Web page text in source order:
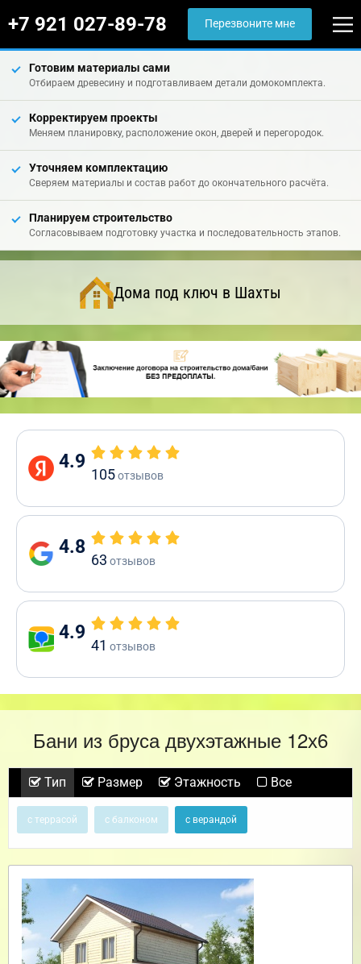
+7 921 027-89-78 Перезвоните мне
Готовим материалы сами
Отбираем древесину и подготавливаем детали домокомплекта.
Корректируем проекты
Меняем планировку, расположение окон, дверей и перегородок.
Уточняем комплектацию
Сверяем материалы и состав работ до окончательного расчёта.
Планируем строительство
Согласовываем подготовку участка и последовательность этапов.
Дома под ключ в Шахты
4.9
105отзывов
4.8
63 отзывов
4.9
41 отзывов
Бани из бруса двухэтажные 12х6
Тип Размер Этажность Все
с террасой с балконом с верандой